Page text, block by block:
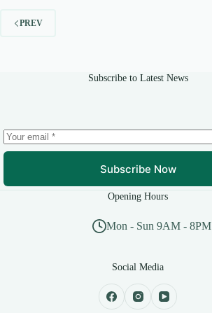
PREV
Subscribe to Latest News
Subscribe Now
Opening Hours
Mon - Sun 9AM - 8PM
Social Media